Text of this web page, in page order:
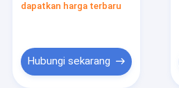
Ganda 3W 5W
dapatkan harga terbaru
Hubungi sekarang